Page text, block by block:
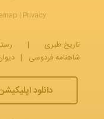
| Privacy
تاریخ طبری |
شاهنامه فردوسی |
دانلود